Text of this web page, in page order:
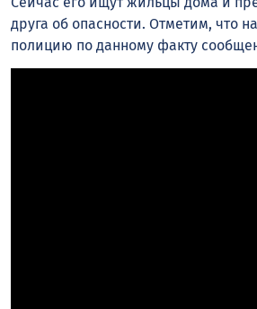
друга об опасности. Отметим, что
полицию по данному факту